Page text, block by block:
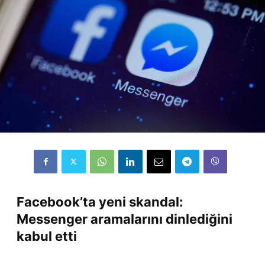
Facebook’ta yeni skandal:
Messenger aramalarını dinlediğini
kabul etti